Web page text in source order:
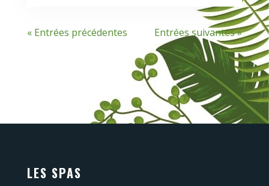
« Entrées précédentes Entrées suivantes »
LES SPAS